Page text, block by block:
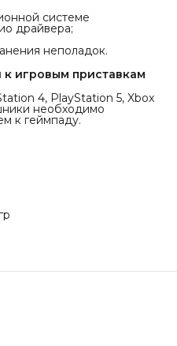
системе
драйвера;
неполадок.
игровым приставкам
4, PlayStation 5, Xbox
необходимо
к геймпаду.